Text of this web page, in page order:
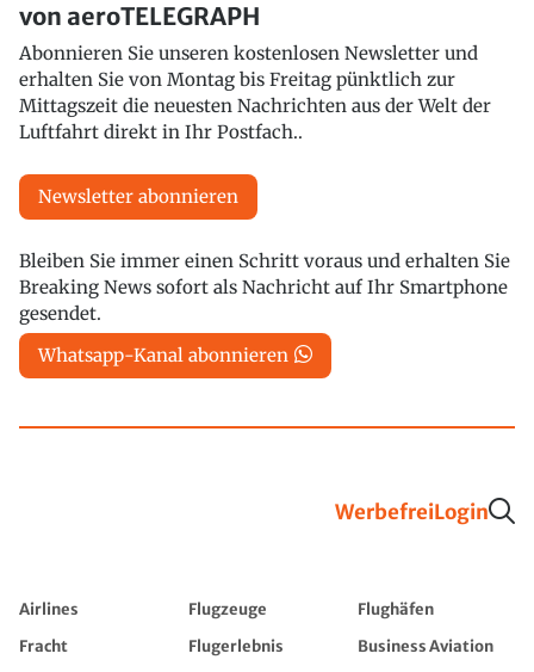
von aeroTELEGRAPH
Abonnieren Sie unseren kostenlosen Newsletter und
erhalten Sie von Montag bis Freitag pünktlich zur
Mittagszeit die neuesten Nachrichten aus der Welt der
Luftfahrt direkt in Ihr Postfach..
Newsletter abonnieren
Bleiben Sie immer einen Schritt voraus und erhalten Sie
Breaking News sofort als Nachricht auf Ihr Smartphone
gesendet.
Whatsapp-Kanal abonnieren
WerbefreiLogin
Airlines Flugzeuge
Flughäfen
Fracht
Flugerlebnis
Business Aviation